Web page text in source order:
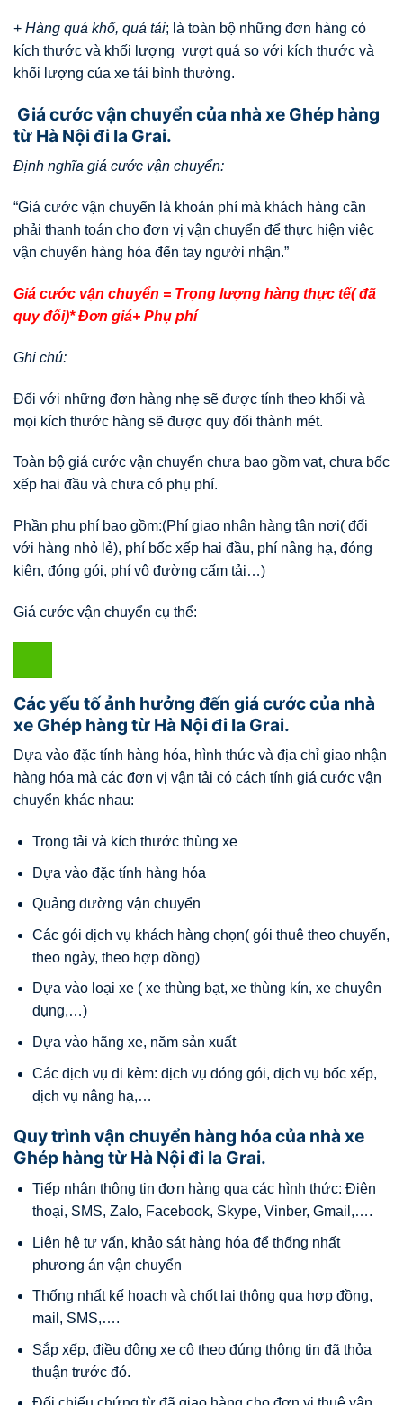
+ Hàng quá khổ, quá tải; là toàn bộ những đơn hàng có
kích thước và khối lượng vượt quá so với kích thước và
khối lượng của xe tải bình thường.
Giá cước vận chuyển của nhà xe Ghép hàng
từ Hà Nội đi Ia Grai.
Định nghĩa giá cước vận chuyển:
“Giá cước vận chuyển là khoản phí mà khách hàng cần
phải thanh toán cho đơn vị vận chuyển để thực hiện việc
vận chuyển hàng hóa đến tay người nhận.”
Giá cước vận chuyển = Trọng lượng hàng thực tế( đã
quy đổi)* Đơn giá+ Phụ phí
Ghi chú:
Đối với những đơn hàng nhẹ sẽ được tính theo khối và
mọi kích thước hàng sẽ được quy đổi thành mét.
Toàn bộ giá cước vận chuyển chưa bao gồm vat, chưa bốc
xếp hai đầu và chưa có phụ phí.
Phần phụ phí bao gồm:(Phí giao nhận hàng tận nơi( đối
với hàng nhỏ lẻ), phí bốc xếp hai đầu, phí nâng hạ, đóng
kiện, đóng gói, phí vô đường cấm tải…)
Giá cước vận chuyển cụ thể:
Các yếu tố ảnh hưởng đến giá cước của nhà
xe Ghép hàng từ Hà Nội đi Ia Grai.
Dựa vào đặc tính hàng hóa, hình thức và địa chỉ giao nhận
hàng hóa mà các đơn vị vận tải có cách tính giá cước vận
chuyển khác nhau:
Trọng tải và kích thước thùng xe
Dựa vào đặc tính hàng hóa
Quảng đường vận chuyển
Các gói dịch vụ khách hàng chọn( gói thuê theo chuyến,
theo ngày, theo hợp đồng)
Dựa vào loại xe ( xe thùng bạt, xe thùng kín, xe chuyên
dụng,…)
Dựa vào hãng xe, năm sản xuất
Các dịch vụ đi kèm: dịch vụ đóng gói, dịch vụ bốc xếp,
dịch vụ nâng hạ,…
Quy trình vận chuyển hàng hóa của nhà xe
Ghép hàng từ Hà Nội đi Ia Grai.
Tiếp nhận thông tin đơn hàng qua các hình thức: Điện
thoại, SMS, Zalo, Facebook, Skype, Vinber, Gmail,….
Liên hệ tư vấn, khảo sát hàng hóa để thống nhất
phương án vận chuyển
Thống nhất kế hoạch và chốt lại thông qua hợp đồng,
mail, SMS,….
Sắp xếp, điều động xe cộ theo đúng thông tin đã thỏa
thuận trước đó.